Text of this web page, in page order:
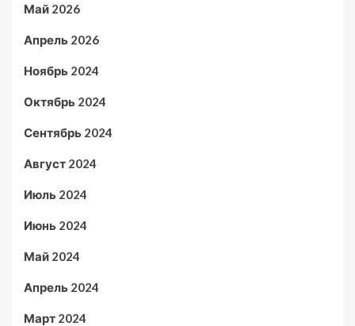
Май 2026
Апрель 2026
Ноябрь 2024
Октябрь 2024
Сентябрь 2024
Август 2024
Июль 2024
Июнь 2024
Май 2024
Апрель 2024
Март 2024